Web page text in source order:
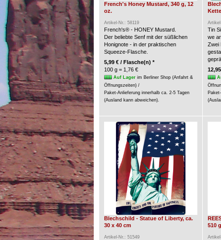
French's Honey Mustard, 340 g, 12
oz.
Artikel-Nr.: 58119
French's® - HONEY Mustard.
Der beliebte Senf mit der süßlichen
Honignote - in der praktischen
Squeeze-Flasche.
5,99 € / Flasche(n) *
100 g = 1,76 €
Auf Lagerim Berliner Shop (Anfahrt &
Öffnungszeiten) /
Paket-Anlieferung innerhalb ca. 2-5 Tagen
(Ausland kann abweichen).
Tin
we
Zwei
Blechschild - Statue of Liberty, ca.
30 x 40 cm
Artikel-Nr.: 51549
510